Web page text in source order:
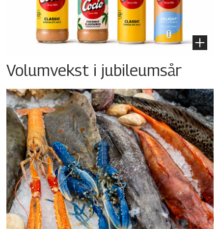
Volumvekst i jubileumsår